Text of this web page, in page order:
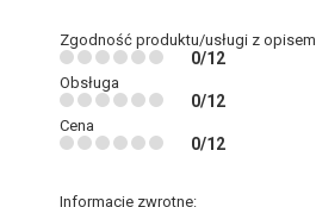
Zgodność produktu/usługi z opisem
0/12
Obsługa
0/12
Cena
0/12
Informacje zwrotne: